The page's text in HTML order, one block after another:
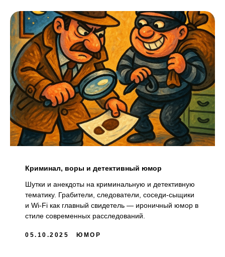
Криминал, воры и детективный юмор
Шутки и анекдоты на криминальную и детективную
тематику. Грабители, следователи, соседи-сыщики
и Wi-Fi как главный свидетель — ироничный юмор в
стиле современных расследований.
05.10.2025 ЮМОР